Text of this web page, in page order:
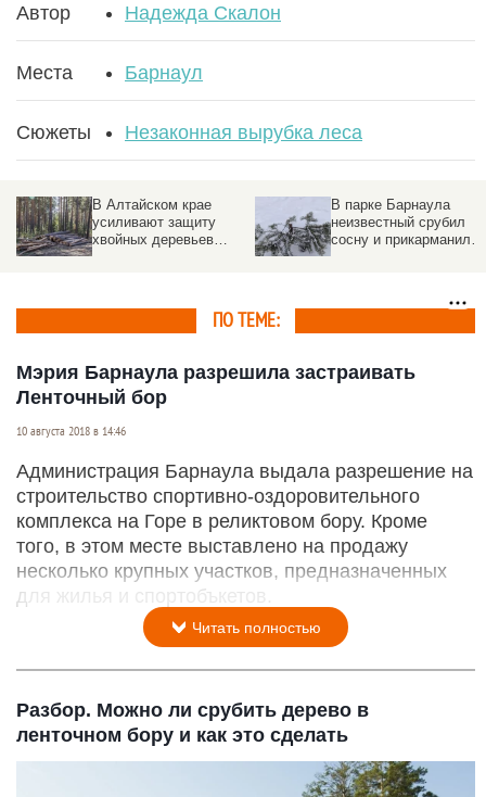
Автор Надежда Скалон
Места Барнаул
Сюжеты Незаконная вырубка леса
В Алтайском крае
усиливают защиту
хвойных деревьев
В парке Барнаула
неизвестный срубил
сосну и прикарманил.
ПО ТЕМЕ:
Мэрия Барнаула разрешила застраивать
Ленточный бор
10 августа 2018 в 14:46
Администрация Барнаула выдала разрешение на
строительство спортивно-оздоровительного
комплекса на Горе в реликтовом бору. Кроме
того, в этом месте выставлено на продажу
несколько крупных участков, предназначенных
для жилья и спортобъкетов.
Читать полностью
Разбор. Можно ли срубить дерево в
ленточном бору и как это сделать